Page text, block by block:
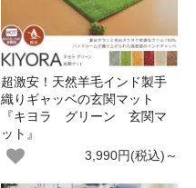
超激安！天然羊毛インド製手
織りギャッベの玄関マット
『キヨラ グリーン 玄関マ
ット』
3,990円(税込)～